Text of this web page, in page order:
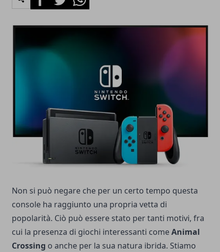
Non si può negare che per un certo tempo questa
console ha raggiunto una propria vetta di
popolarità. Ciò può essere stato per tanti motivi, fra
cui la presenza di giochi interessanti comeAnimal
Crossing o anche per la sua natura ibrida. Stiamo